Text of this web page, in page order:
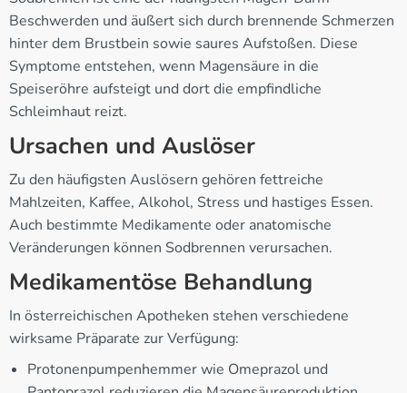
Beschwerden und äußert sich durch brennende Schmerzen
hinter dem Brustbein sowie saures Aufstoßen. Diese
Symptome entstehen, wenn Magensäure in die
Speiseröhre aufsteigt und dort die empfindliche
Schleimhaut reizt.
Ursachen und Auslöser
Zu den häufigsten Auslösern gehören fettreiche
Mahlzeiten, Kaffee, Alkohol, Stress und hastiges Essen.
Auch bestimmte Medikamente oder anatomische
Veränderungen können Sodbrennen verursachen.
Medikamentöse Behandlung
In österreichischen Apotheken stehen verschiedene
wirksame Präparate zur Verfügung:
Protonenpumpenhemmer wie Omeprazol und